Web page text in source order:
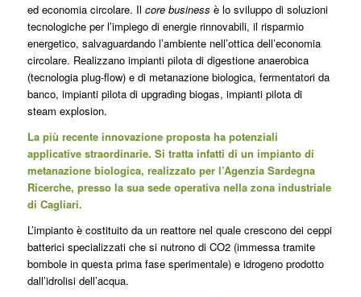
ed economia circolare. Il core business è lo sviluppo di soluzioni
tecnologiche per l’impiego di energie rinnovabili, il risparmio
energetico, salvaguardando l’ambiente nell’ottica dell’economia
circolare. Realizzano impianti pilota di digestione anaerobica
(tecnologia plug-flow) e di metanazione biologica, fermentatori da
banco, impianti pilota di upgrading biogas, impianti pilota di
steam explosion.
La più recente innovazione proposta ha potenziali
applicative straordinarie. Si tratta infatti di un impianto di
metanazione biologica, realizzato per l’Agenzia Sardegna
Ricerche, presso la sua sede operativa nella zona industriale
di Cagliari.
L’impianto è costituito da un reattore nel quale crescono dei ceppi
batterici specializzati che si nutrono di CO2 (immessa tramite
bombole in questa prima fase sperimentale) e idrogeno prodotto
dall’idrolisi dell’acqua.